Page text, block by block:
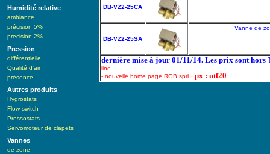
Humidité relative
ambiance
précision 5%
precision 2%
Pression
différentielle
Qualité d'air
présence
Autres produits
Hygrostats
Flow switch
Pressostats
Servomoteur de clapets
Vannes
de zone
DB-VZ2-25CA
DB-VZ2-25SA
Vanne de
dernière mise à jour 01/11/14. Les prix sont
line
- nouvelle home page RGB sprl - px : utf20